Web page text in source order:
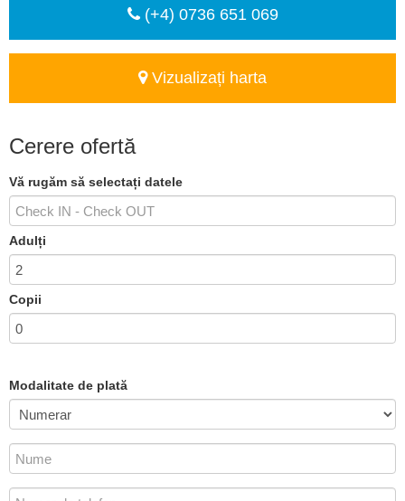
(+4) 0736 651 069
Vizualizați harta
Cerere ofertă
Vă rugăm să selectați datele
Adulți
Copii
Modalitate de plată